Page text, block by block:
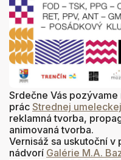
Srdečne Vás
prác Strednej
reklamná tvorba,
animovaná tvorba.
Vernisáž sa uskutoční v
nádvorí Galérie M.A.